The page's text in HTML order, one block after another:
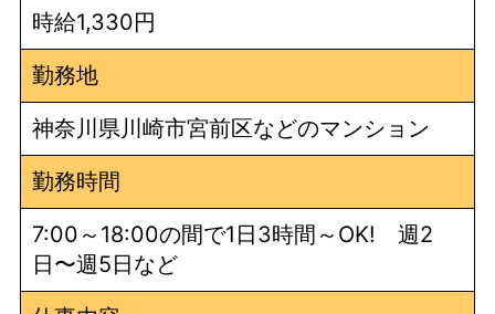
時給1,330円
勤務地
神奈川県川崎市宮前区などのマンション
勤務時間
7:00～18:00の間で1日3時間～OK! 週2
日〜週5日など